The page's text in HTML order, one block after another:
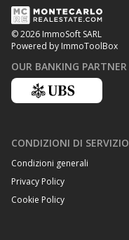
© 2026 ImmoSoft SARL
Powered by ImmoToolBox
OUR BANKING PARTNER
CONDIZIONI DI SERVIZIO
Condizioni generali
Privacy Policy
Cookie Policy